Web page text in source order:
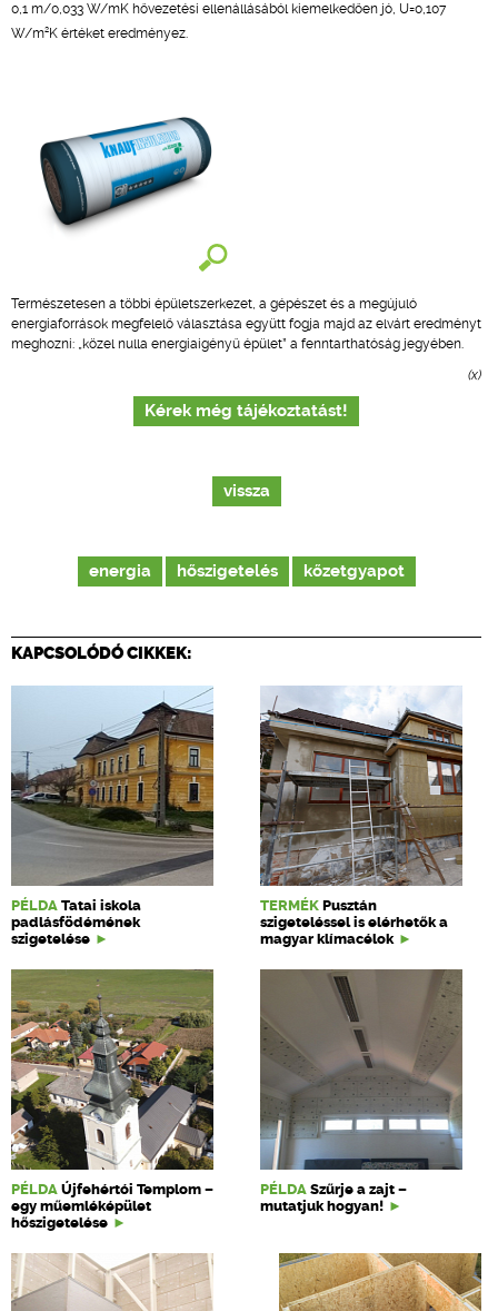
0,1 m/0,033 W/mK hővezetési ellenállásából kiemelkedően jó, U=0,107
W/m2 K értéket eredményez.
Természetesen a többi épületszerkezet, a gépészet és a megújuló
energiaforrások megfelelő választása együtt fogja majd az elvárt eredményt
meghozni: „közel nulla energiaigényű épület” a fenntarthatóság jegyében.
(x)
Kérek még tájékoztatást!
vissza
energia hőszigetelés kőzetgyapot
KAPCSOLÓDÓ CIKKEK:
PÉLDA Tatai iskola
padlásfödémének
szigetelése
TERMÉK Pusztán
szigeteléssel is elérhetők a
magyar klímacélok
PÉLDA Újfehértói Templom –
egy műemléképület
hőszigetelése
PÉLDA Szűrje a zajt –
mutatjuk hogyan!